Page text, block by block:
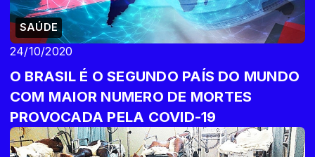
SAÚDE
24/10/2020
O BRASIL É O SEGUNDO PAÍS DO MUNDO
COM MAIOR NUMERO DE MORTES
PROVOCADA PELA COVID-19